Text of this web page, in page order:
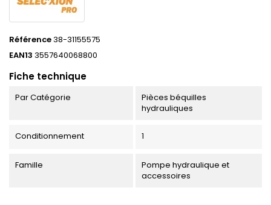
Référence38-31155575
EAN13 3557640068800
Fiche technique
Par Catégorie
Pièces béquilles
hydrauliques
Conditionnement 1
Famille
Pompe hydraulique et
accessoires